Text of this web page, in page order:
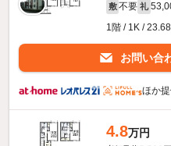
敷 不要 礼
1階 / 1K /
お問い合
ほか
4.8万円